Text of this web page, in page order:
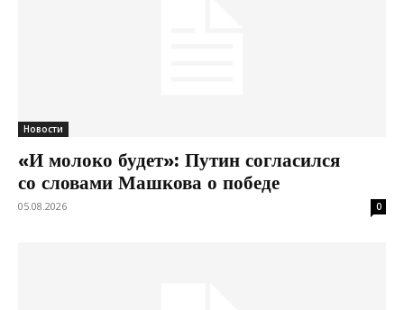
Новости
«И молоко будет»: Путин согласился
со словами Машкова о победе
05.08.2026 0